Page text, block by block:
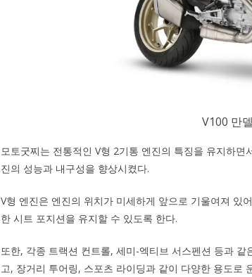
V100 만
모토굿찌는 전통적인 V형 2기통 엔진의 특징을 유지하
진의 성능과 내구성을 향상시켰다.
V형 엔진은 엔진의 위치가 미세하게 앞으로 기울여져 있
한 시트 포지션을 유지할 수 있도록 한다.
또한, 각종 트랙션 컨트롤, 세미-엑티브 서스펜션 등과
고, 장거리 투어링, 스포츠 라이딩과 같이 다양한 용도로